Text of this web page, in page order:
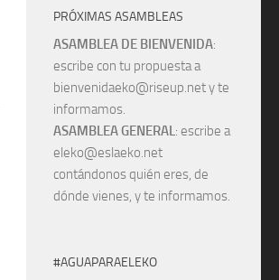
PRÓXIMAS ASAMBLEAS
ASAMBLEA DE BIENVENIDA:
escribe con tu propuesta a
bienvenidaeko@riseup.net y te
informamos.
ASAMBLEA GENERAL: escribe a
eleko@eslaeko.net
contándonos quién eres, de
dónde vienes, y te informamos.
#AGUAPARAELEKO